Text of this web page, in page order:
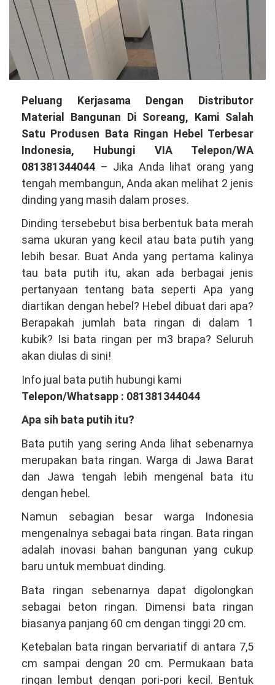
Membuka
Peluang
Kerjasama
Dengan
Distributor
Material
Bangunan
Soreang,
Kami
Salah
Produsen
Ringan
Hebel
Indonesia
Peluang Kerjasama Dengan Distributor
Material Bangunan Di Soreang, Kami Salah
Satu Produsen Bata Ringan Hebel Terbesar
Indonesia, Hubungi VIA Telepon/WA
081381344044 – Jika Anda lihat orang yang
tengah membangun, Anda akan melihat 2 jenis
dinding yang masih dalam proses.
Dinding tersebebut bisa berbentuk bata merah
sama ukuran yang kecil atau bata putih yang
lebih besar. Buat Anda yang pertama kalinya
tau bata putih itu, akan ada berbagai jenis
pertanyaan tentang bata seperti Apa yang
diartikan dengan hebel? Hebel dibuat dari apa?
Berapakah jumlah bata ringan di dalam 1
kubik? Isi bata ringan per m3 brapa? Seluruh
akan diulas di sini!
Info jual bata putih hubungi kami
Telepon/Whatsapp : 081381344044
Apa sih bata putih itu?
Bata putih yang sering Anda lihat sebenarnya
merupakan bata ringan. Warga di Jawa Barat
dan Jawa tengah lebih mengenal bata itu
dengan hebel.
Namun sebagian besar warga Indonesia
mengenalnya sebagai bata ringan. Bata ringan
adalah inovasi bahan bangunan yang cukup
baru untuk membuat dinding.
Bata ringan sebenarnya dapat digolongkan
sebagai beton ringan. Dimensi bata ringan
biasanya panjang 60 cm dengan tinggi 20 cm.
Ketebalan bata ringan bervariatif di antara 7,5
cm sampai dengan 20 cm. Permukaan bata
ringan lembut dengan pori-pori kecil. Bentuk